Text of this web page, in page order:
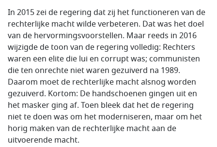
In 2015 zei de regering dat zij het functioneren van de
rechterlijke macht wilde verbeteren. Dat was het doel
van de hervormingsvoorstellen. Maar reeds in 2016
wijzigde de toon van de regering volledig: Rechters
waren een elite die lui en corrupt was; communisten
die ten onrechte niet waren gezuiverd na 1989.
Daarom moet de rechterlijke macht alsnog worden
gezuiverd. Kortom: De handschoenen gingen uit en
het masker ging af. Toen bleek dat het de regering
niet te doen was om het moderniseren, maar om het
horig maken van de rechterlijke macht aan de
uitvoerende macht.